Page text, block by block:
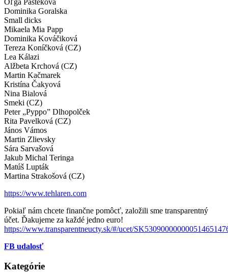
Oľga Paštéková
Dominika Goralska
Small dicks
Mikaela Mia Papp
Dominika Kováčiková
Tereza Koníčková (CZ)
Lea Kálazi
Alžbeta Krchová (CZ)
Martin Kačmarek
Kristína Čakyová
Nina Bialová
Smeki (CZ)
Peter „Pyppo” Dlhopolček
Rita Pavelková (CZ)
János Vámos
Martin Zlievsky
Sára Sarvašová
Jakub Michal Teringa
Matúš Lupták
Martina Strakošová (CZ)
https://www.tehlaren.com
Pokiaľ nám chcete finančne pomôcť, založili sme transparentný
účet. Ďakujeme za každé jedno euro!
https://www.transparentneucty.sk/#/ucet/
FB udalosť
Kategórie